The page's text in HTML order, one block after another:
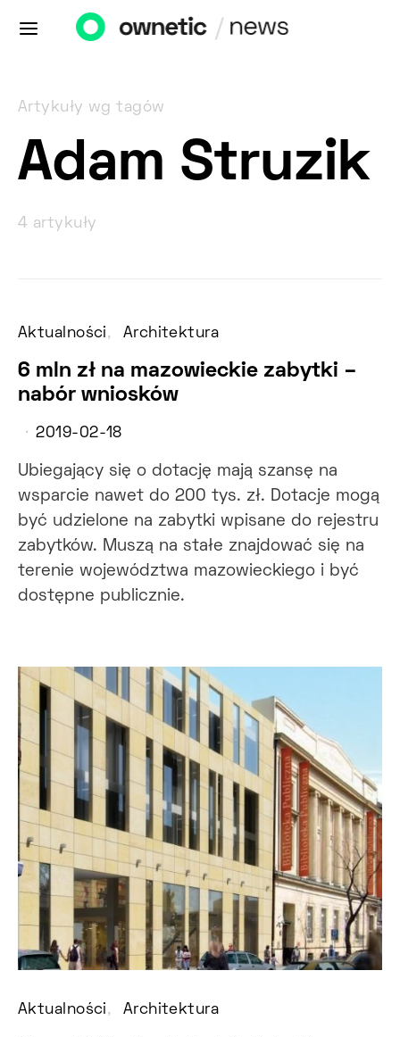
Artykuły wg tagów
Adam Struzik
4 artykuły
Aktualności Architektura
6 mln zł na mazowieckie zabytki –
nabór wniosków
2019-02-18
Ubiegający się o dotację mają szansę na
wsparcie nawet do 200 tys. zł. Dotacje mogą
być udzielone na zabytki wpisane do rejestru
zabytków. Muszą na stałe znajdować się na
terenie województwa mazowieckiego i być
dostępne publicznie.
Aktualności Architektura